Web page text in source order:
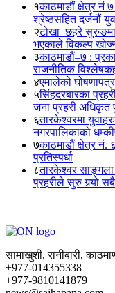
१काठमाडौं क्षेत्र नं
श्रेष्ठसहित दर्जनौं
२टोखा–छहरे
भएकाले विकल्प
३काठमाडौं–७ :
राजनीतिक
४एमालेको
५सिंहदरबारका
जना प्रहरी अधिकृत
६तारकेश्वरमा
नगरपालिकाको
७काठमाडौं क्षेत्र नं.
प्रतिस्पर्धा
८तारकेश्वर साङ्गला
प्रहरीले सुरु गर्‍यो
सामाखुशी, रानीबारी,
+977-014355338
+977-9810141879